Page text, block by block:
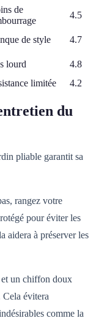
de
4.5
de style
4.7
lourd
4.8
limitée 4.2
du
pliable garantit sa
rangez votre
pour éviter les
aidera à préserver les
et un chiffon doux
évitera
comme la